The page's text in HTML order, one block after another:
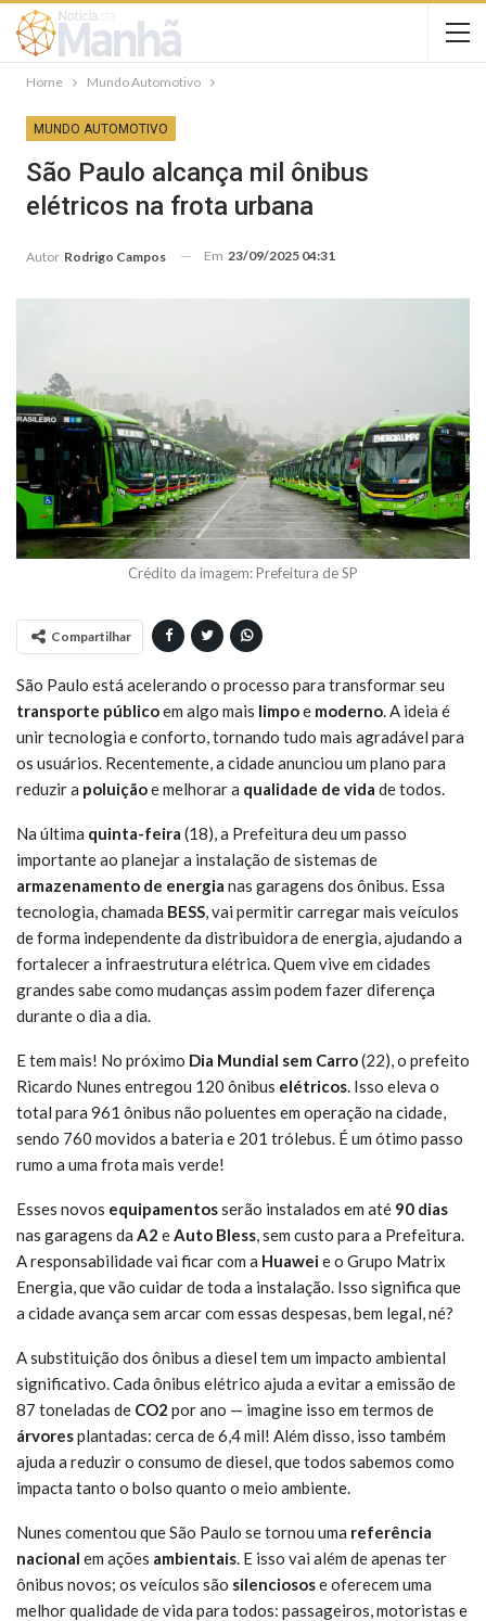
Home Mundo Automotivo
MUNDO AUTOMOTIVO
São Paulo alcança mil ônibus
elétricos na frota urbana
Autor Rodrigo Campos Em 23/09/2025 04:31
Crédito da imagem: Prefeitura de SP
Compartilhar
São Paulo está acelerando o processo para transformar seu
transporte públicoem algo mais limpoe moderno. A ideia é
unir tecnologia e conforto, tornando tudo mais agradável para
os usuários. Recentemente, a cidade anunciou um plano para
reduzir a poluiçãoe melhorar a qualidade de vida de todos.
Na última quinta-feira (18), a Prefeitura deu um passo
importante ao planejar a instalação de sistemas de
armazenamento de energia nas garagens dos ônibus. Essa
tecnologia, chamada BESS, vai permitir carregar mais veículos
de forma independente da distribuidora de energia, ajudando a
fortalecer a infraestrutura elétrica. Quem vive em cidades
grandes sabe como mudanças assim podem fazer diferença
durante o dia a dia.
E tem mais! No próximo Dia Mundial sem Carro(22), o prefeito
Ricardo Nunes entregou 120 ônibus elétricos. Isso eleva o
total para 961 ônibus não poluentes em operação na cidade,
sendo 760 movidos a bateria e 201 trólebus. É um ótimo passo
rumo a uma frota mais verde!
Esses novos equipamentosserão instalados em até 90 dias
nas garagens da A2 eAuto Bless, sem custo para a Prefeitura.
A responsabilidade vai ficar com a Huaweie o Grupo Matrix
Energia, que vão cuidar de toda a instalação. Isso significa que
a cidade avança sem arcar com essas despesas, bem legal, né?
A substituição dos ônibus a diesel tem um impacto ambiental
significativo. Cada ônibus elétrico ajuda a evitar a emissão de
87 toneladas de CO2 por ano — imagine isso em termos de
árvoresplantadas: cerca de 6,4 mil! Além disso, isso também
ajuda a reduzir o consumo de diesel, que todos sabemos como
impacta tanto o bolso quanto o meio ambiente.
Nunes comentou que São Paulo se tornou uma referência
nacional em ações ambientais. E isso vai além de apenas ter
ônibus novos; os veículos são silenciosose oferecem uma
melhor qualidade de vida para todos: passageiros, motoristas e